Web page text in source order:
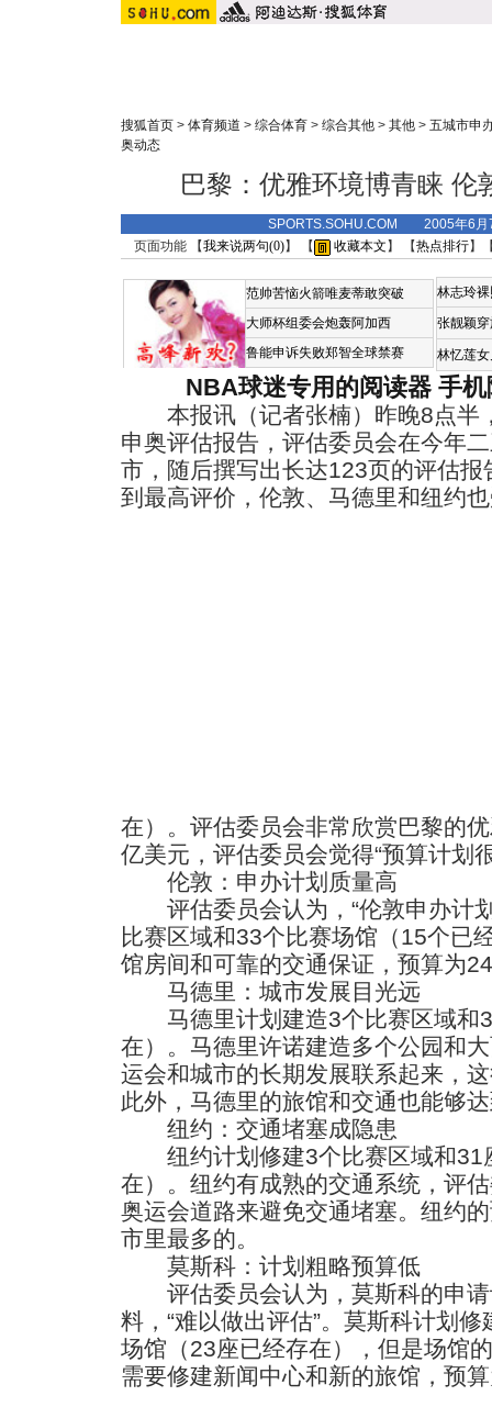
搜狐首页 > 体育频道 > 综合体育 > 综合其他 > 其他 > 五城市申
奥动态
巴黎：优雅环境博青睐 伦
SPORTS.SOHU.COM 2005年6
页面功能 【我来说两句(0)】 【 收藏本文 】 【热点排行】
范帅苦恼火箭唯麦蒂敢突破
大师杯组委会炮轰阿加西
鲁能申诉失败郑智全球禁赛
林志玲
张靓颖
林忆莲
NBA球迷专用的阅读器 手
本报讯（记者张楠）昨晚8点半
申奥评估报告，评估委员会在今年
市，随后撰写出长达123页的评估
到最高评价，伦敦、马德里和纽约
在）。评估委员会非常欣赏巴黎的
亿美元，评估委员会觉得“预算计划
伦敦：申办计划质量高
评估委员会认为，“伦敦申办计
比赛区域和33个比赛场馆（15个已
馆房间和可靠的交通保证，预算为
马德里：城市发展目光远
马德里计划建造3个比赛区域和
在）。马德里许诺建造多个公园和
运会和城市的长期发展联系起来，
此外，马德里的旅馆和交通也能够
纽约：交通堵塞成隐患
纽约计划修建3个比赛区域和31
在）。纽约有成熟的交通系统，评
奥运会道路来避免交通堵塞。纽约
市里最多的。
莫斯科：计划粗略预算低
评估委员会认为，莫斯科的申请
料，“难以做出评估”。莫斯科计划
场馆（23座已经存在），但是场馆
需要修建新闻中心和新的旅馆，预